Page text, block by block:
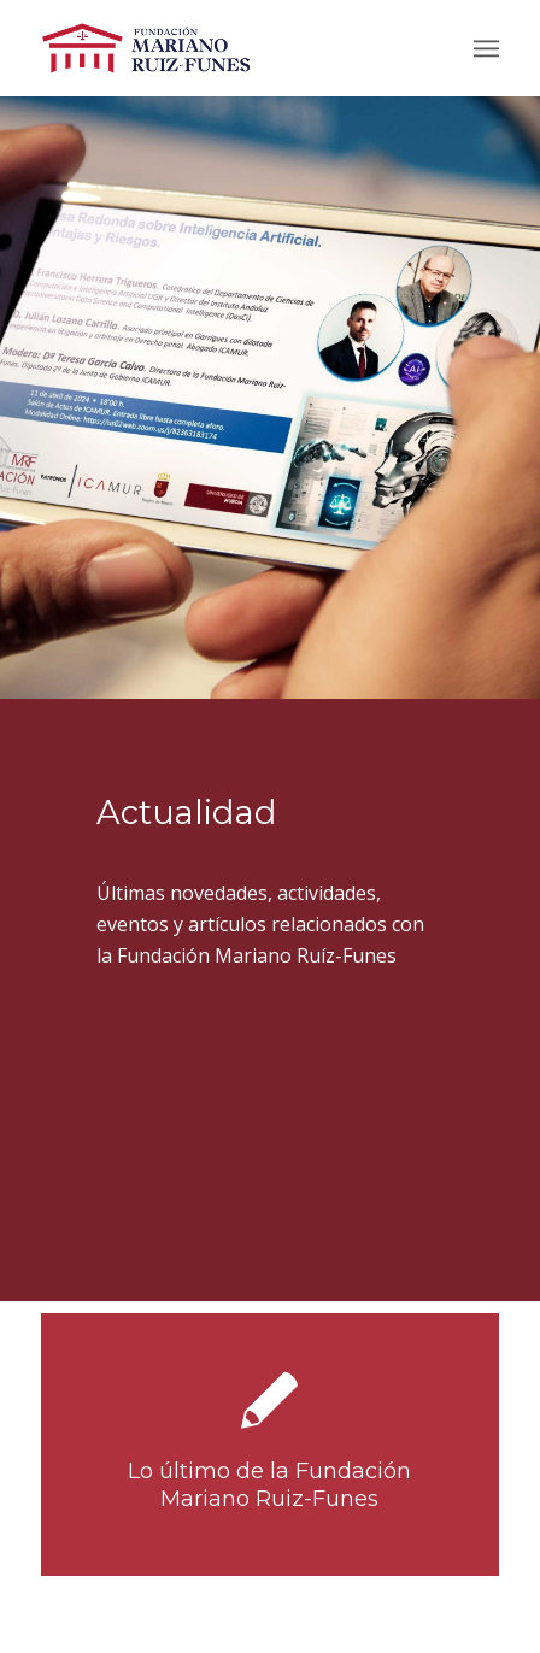
Actualidad
Últimas novedades, actividades,
eventos y artículos relacionados con
la Fundación Mariano Ruíz-Funes
Lo último de la Fundación
Mariano Ruiz-Funes